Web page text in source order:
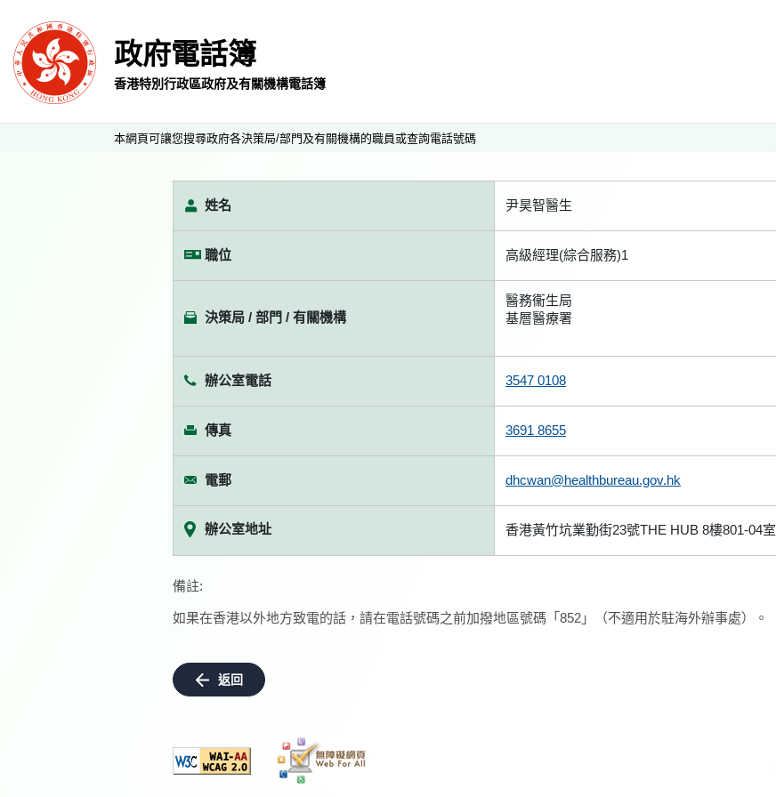
政府電話簿
香港特別行政區政府及有關機構電話簿
本網頁可讓您搜尋政府各決策局/部門及有關機構的職員或查詢電話號碼
姓名 尹昊智醫生
職位 高級經理(綜合服務)1
決策局 / 部門 / 有關機構
醫務衞生局
基層醫療署
辦公室電話 3547 0108
傳真 3691 8655
電郵 dhcwan@healthbureau.gov.hk
辦公室地址 香港黃竹坑業勤街23號THE HUB 8樓801-04室
備註:
如果在香港以外地方致電的話，請在電話號碼之前加撥地區號碼「852」（不適用於駐海外辦事處）。
返回